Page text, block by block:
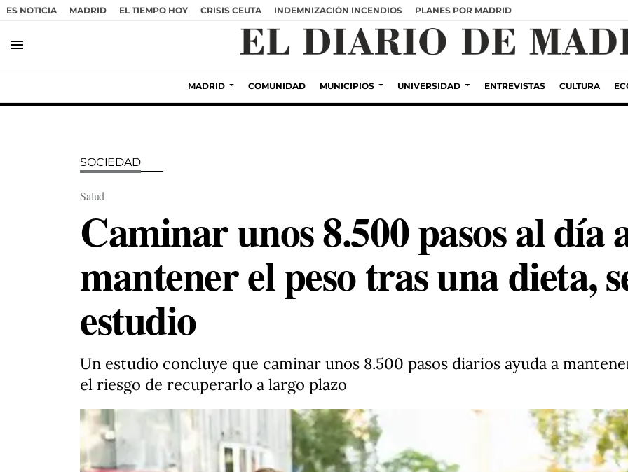
ES NOTICIA MADRID EL TIEMPO HOY CRISIS CEUTA INDEMNIZACIÓN INCENDIOS PLANES POR MADRID
menu
MADRID COMUNIDAD MUNICIPIOS UNIVERSIDAD ENTREVISTAS CULTURA
SOCIEDAD
Salud
Caminar unos 8.500 pasos al día
mantener el peso tras una dieta,
estudio
Un estudio concluye que caminar unos 8.500 pasos diarios ayuda a
el riesgo de recuperarlo a largo plazo